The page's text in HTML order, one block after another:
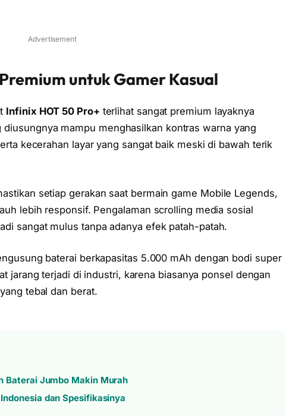
Advertisement
untuk Gamer Kasual
Infinix HOT 50 Pro+ terlihat sangat premium layaknya
diusungnya mampu menghasilkan kontras warna yang
kecerahan layar yang sangat baik meski di bawah terik
setiap gerakan saat bermain game Mobile Legends,
lebih responsif. Pengalaman scrolling media sosial
sangat mulus tanpa adanya efek patah-patah.
baterai berkapasitas 5.000 mAh dengan bodi super
jarang terjadi di industri, karena biasanya ponsel dengan
tebal dan berat.
Baterai Jumbo Makin Murah
dan Spesifikasinya